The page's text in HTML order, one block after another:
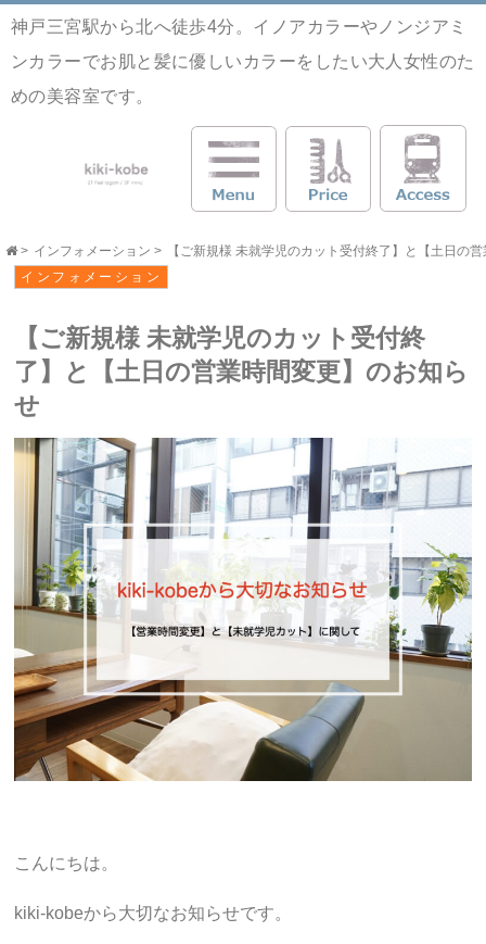
神戸三宮駅から北へ徒歩4分。イノアカラーやノンジアミ
ンカラーでお肌と髪に優しいカラーをしたい大人女性のた
めの美容室です。
> インフォメーション >
【ご新規様 未就学児のカット受付終了】と【土日の
インフォメーション
【ご新規様 未就学児のカット受付終
了】と【土日の営業時間変更】のお知ら
せ
こんにちは。
kiki-kobeから大切なお知らせです。